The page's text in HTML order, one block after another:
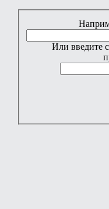
Или введите